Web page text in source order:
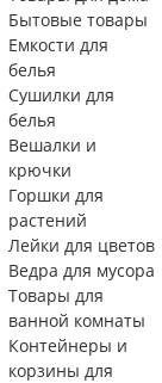
Бытовые товары
Емкости для
белья
Сушилки для
белья
Вешалки и
крючки
Горшки для
растений
Лейки для цветов
Ведра для мусора
Товары для
ванной комнаты
Контейнеры и
корзины для